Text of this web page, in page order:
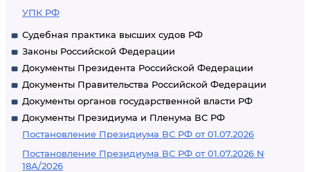
УПК РФ
Судебная практика высших судов РФ
Законы Российской Федерации
Документы Президента Российской Федерации
Документы Правительства Российской Федерации
Документы органов государственной власти РФ
Документы Президиума и Пленума ВС РФ
Постановление Президиума ВС РФ от 01.07.2026
Постановление Президиума ВС РФ от 01.07.2026 N
18А/2026